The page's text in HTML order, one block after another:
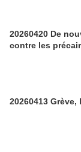
20260420 De
contre les
20260413